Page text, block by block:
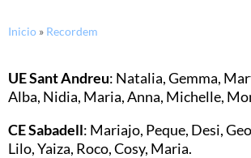
Inicio » Recordem
UE Sant Andreu: Natalia, Gemma,
Alba, Nidia, Maria, Anna, Michelle,
CE Sabadell: Mariajo, Peque, Desi,
Lilo, Yaiza, Roco, Cosy, Maria.